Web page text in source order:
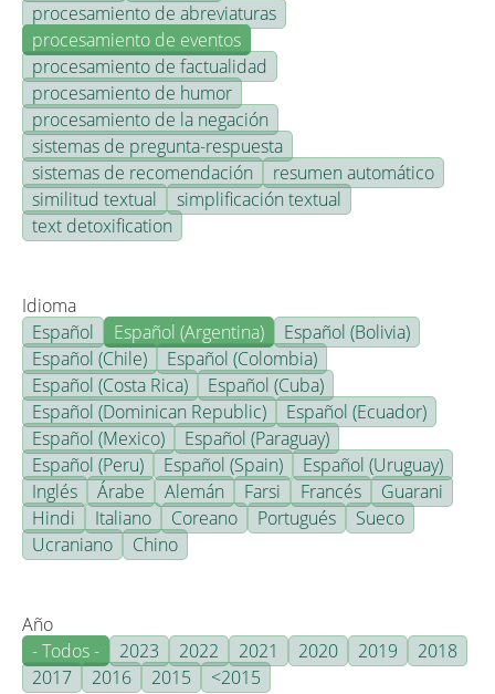
procesamiento de abreviaturas
procesamiento de eventos
procesamiento de factualidad
procesamiento de humor
procesamiento de la negación
sistemas de pregunta-respuesta
sistemas de recomendación
resumen automático
similitud textual
simplificación textual
text detoxification
Idioma
Español
Español (Argentina)
Español (Bolivia)
Español (Chile)
Español (Colombia)
Español (Costa Rica)
Español (Cuba)
Español (Dominican Republic)
Español (Ecuador)
Español (Mexico)
Español (Paraguay)
Español (Peru)
Español (Spain)
Español (Uruguay)
Inglés
Árabe Alemán Farsi Francés
Guarani
Hindi
Italiano Coreano Portugués
Sueco
Ucraniano
Chino
Año
- Todos -
2023 2022 2021 2020 2019
2018
2017
2016 2015 <2015